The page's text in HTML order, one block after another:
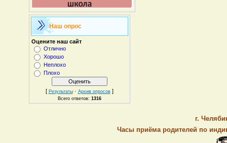
Наш опрос
Оцените наш сайт
Отлично
Хорошо
Неплохо
Плохо
[ Результаты· Архив опросов]
Всего ответов: 1316
г.
Часы приёма родителей по